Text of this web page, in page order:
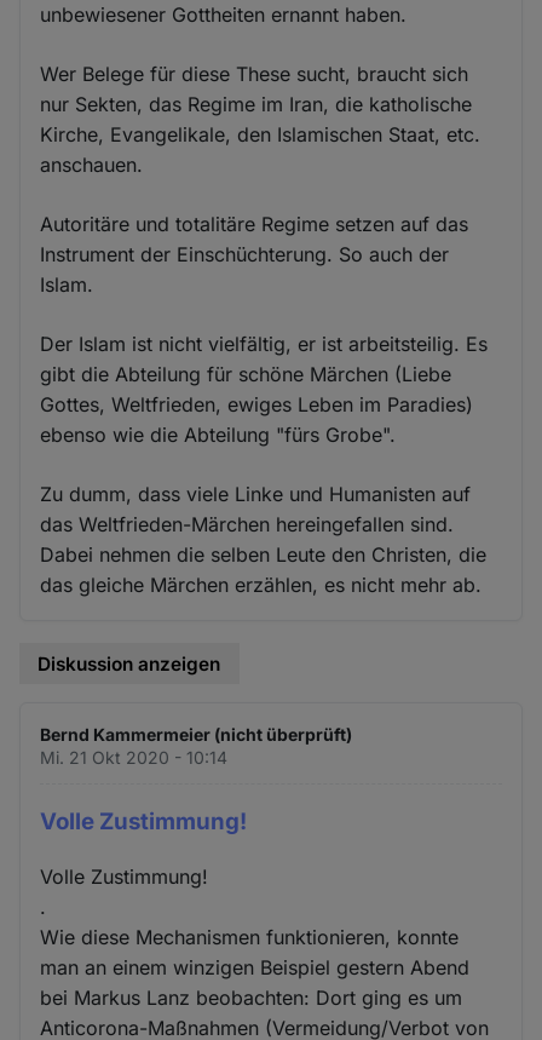
unbewiesener Gottheiten ernannt haben.
Wer Belege für diese These sucht, braucht sich
nur Sekten, das Regime im Iran, die katholische
Kirche, Evangelikale, den Islamischen Staat, etc.
anschauen.
Autoritäre und totalitäre Regime setzen auf das
Instrument der Einschüchterung. So auch der
Islam.
Der Islam ist nicht vielfältig, er ist arbeitsteilig. Es
gibt die Abteilung für schöne Märchen (Liebe
Gottes, Weltfrieden, ewiges Leben im Paradies)
ebenso wie die Abteilung "fürs Grobe".
Zu dumm, dass viele Linke und Humanisten auf
das Weltfrieden-Märchen hereingefallen sind.
Dabei nehmen die selben Leute den Christen, die
das gleiche Märchen erzählen, es nicht mehr ab.
Diskussion anzeigen
Bernd Kammermeier (nicht überprüft)
Mi. 21 Okt 2020 - 10:14
Volle Zustimmung!
Volle Zustimmung!
.
Wie diese Mechanismen funktionieren, konnte
man an einem winzigen Beispiel gestern Abend
bei Markus Lanz beobachten: Dort ging es um
Anticorona-Maßnahmen (Vermeidung/Verbot von